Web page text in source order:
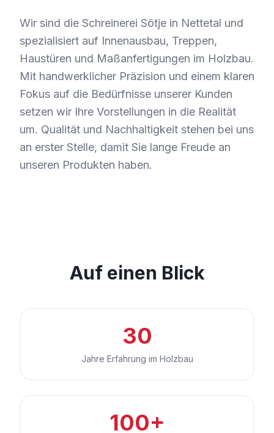
Wir sind die Schreinerei Sötje in Nettetal und
spezialisiert auf Innenausbau, Treppen,
Haustüren und Maßanfertigungen im Holzbau.
Mit handwerklicher Präzision und einem klaren
Fokus auf die Bedürfnisse unserer Kunden
setzen wir Ihre Vorstellungen in die Realität
um. Qualität und Nachhaltigkeit stehen bei uns
an erster Stelle, damit Sie lange Freude an
unseren Produkten haben.
Auf einen Blick
30
Jahre Erfahrung im Holzbau
100+